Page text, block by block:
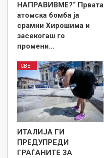
НАПРАВИВМЕ?“ Првата
атомска бомба ја
срамни Хирошима и
засекогаш го
промени…
СВЕТ
ИТАЛИЈА ГИ
ПРЕДУПРЕДИ
ГРАЃАНИТЕ ЗА